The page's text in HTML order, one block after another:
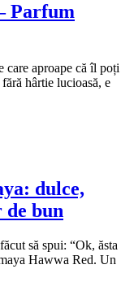
Parfum
care aproape că îl poți
hârtie lucioasă, e
dulce,
bun
să spui: “Ok, ăsta
Hawwa Red. Un